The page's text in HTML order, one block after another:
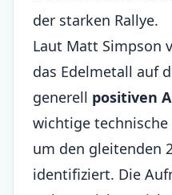
der starken Rallye.
Laut Matt Simpson
das Edelmetall auf
generell positiven
wichtige
um den gleitenden
identifiziert. Die